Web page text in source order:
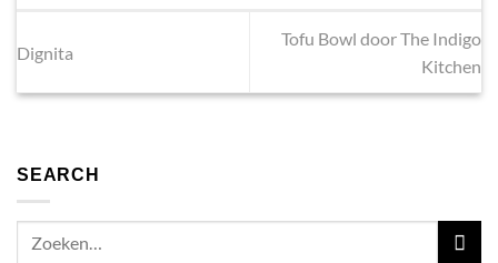
Dignita
Tofu Bowl door The Indigo
Kitchen
SEARCH